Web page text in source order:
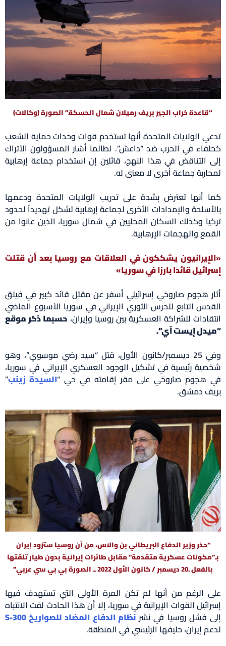
“قاعدة خراب الجير بريف رميلان شمال الحسكة.” الصورة (وكالات)
تدعي الولايات المتحدة أنها تستخدم قوات وحدات حماية الشعب
كحلفاء في الحرب ضد “داعش”. لطالما أشار المسؤولون الأتراك
إلى التناقض في هذا النهج، قائلين إن استخدام جماعة إرهابية
لمحاربة جماعة أخرى لا معنى له.
كما أنها تعترض بشدة على تدريب الولايات المتحدة ودعمها
بالأسلحة والإمدادات الأخرى لجماعة إرهابية تشكل تهديداً لحدود
تركيا وكذلك السكان المحليين في شمال سوريا، الذين عانوا من
القمع والهجمات الإرهابية.
«الإيرانيون يشككون في العلاقات مع روسيا بعد أن قتلت
إسرائيل قائدا بارزا في سوريا»
أثار هجوم صاروخي إسرائيلي أسفر عن مقتل قائد كبير في فيلق
القدس التابع للحرس الثوري الإيراني في سوريا الأسبوع الماضي
انتقادات للشراكة العسكرية بين روسيا وإيران، حسبما ذكر موقع
“ميدل إيست آي”.
وفي 25 ديسمبر/كانون الأول، قتل “سيد رضي موسوي”، وهو
شخصية رئيسية في تشكيل الوجود العسكري الإيراني في سوريا،
في هجوم صاروخي على مقر إقامته في حي “السيدة زينب”
بريف دمشق.
“حذر وزير الدفاع البريطاني بن والاس، من أن روسيا ستزود إيران
بـ”مكونات عسكرية متقدمة” مقابل طائرات إيرانية بدون طيار تلقتها
بالفعل .20 ديسمبر / كانون الأول 2022 ــ الصورة بي بي سي عربي”
على الرغم من أنها لم تكن المرة الأولى التي تستهدف فيها
إسرائيل القوات الإيرانية في سوريا، إلا أن هذا الحادث لفت الانتباه
إلى فشل روسيا في نشرنظام الدفاع المضاد للصواريخ S-300
لدعم إيران، حليفها الرئيسي في المنطقة.